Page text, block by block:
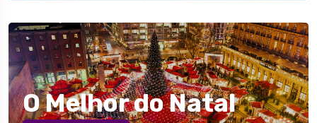
O Melhor do Natal